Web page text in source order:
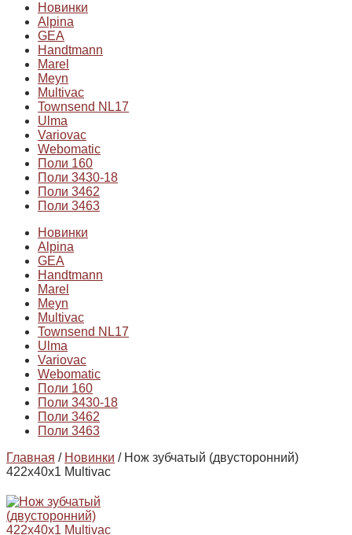
Новинки
Alpina
GEA
Handtmann
Marel
Meyn
Multivac
Townsend NL17
Ulma
Variovac
Webomatic
Поли 160
Поли 3430-18
Поли 3462
Поли 3463
Новинки
Alpina
GEA
Handtmann
Marel
Meyn
Multivac
Townsend NL17
Ulma
Variovac
Webomatic
Поли 160
Поли 3430-18
Поли 3462
Поли 3463
Главная / Новинки / Нож зубчатый (двусторонний)
422х40х1 Multivac